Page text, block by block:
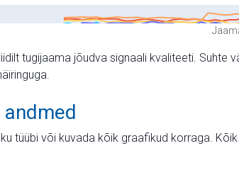
tugijaama jõudva signaali kvaliteeti. Suhte
tüübi või kuvada kõik graafikud korraga.